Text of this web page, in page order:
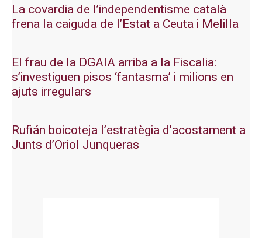
La covardia de l’independentisme català
frena la caiguda de l’Estat a Ceuta i Melilla
El frau de la DGAIA arriba a la Fiscalia:
s’investiguen pisos ‘fantasma’ i milions en
ajuts irregulars
Rufián boicoteja l’estratègia d’acostament a
Junts d’Oriol Junqueras